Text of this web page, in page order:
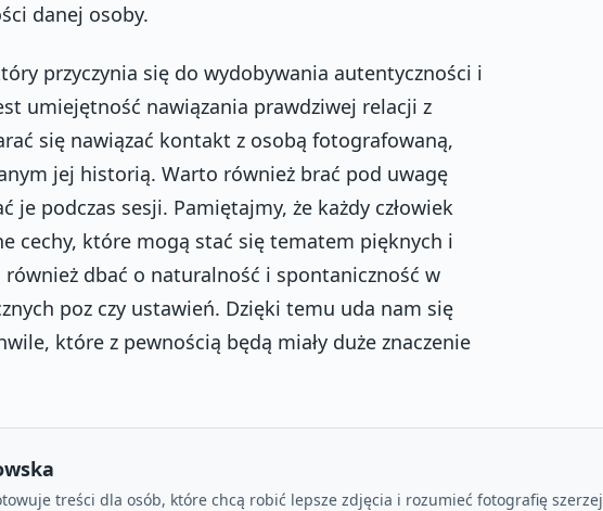
danej osoby.
przyczynia się do wydobywania autentyczności i
umiejętność nawiązania prawdziwej relacji z
się nawiązać kontakt z osobą fotografowaną,
jej historią. Warto również brać pod uwagę
je podczas sesji. Pamiętajmy, że każdy człowiek
cechy, które mogą stać się tematem pięknych i
dbać o naturalność i spontaniczność w
poz czy ustawień. Dzięki temu uda nam się
które z pewnością będą miały duże znaczenie
treści dla osób, które chcą robić lepsze zdjęcia i rozumieć fotografię szerzej